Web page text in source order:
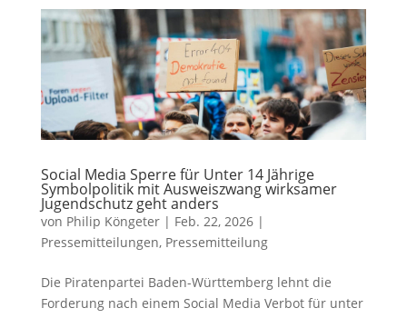
Social Media Sperre für Unter 14 Jährige
Symbolpolitik mit Ausweiszwang wirksamer
Jugendschutz geht anders
von Philip Köngeter| Feb. 22, 2026|
Pressemitteilungen, Pressemitteilung
Die Piratenpartei Baden-Württemberg lehnt die
Forderung nach einem Social Media Verbot für unter